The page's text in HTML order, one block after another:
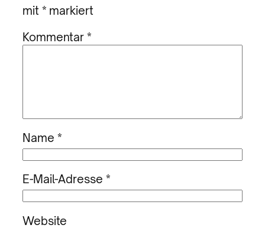
mit * markiert
Kommentar*
Name *
E-Mail-Adresse *
Website